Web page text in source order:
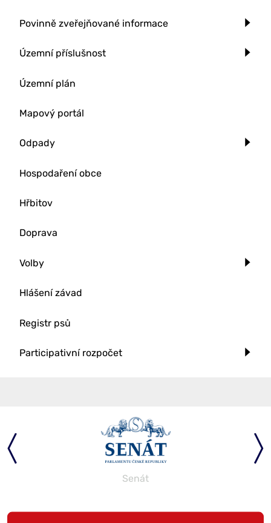
Povinně zveřejňované informace
Územní příslušnost
Územní plán
Mapový portál
Odpady
Hospodaření obce
Hřbitov
Doprava
Volby
Hlášení závad
Registr psů
Participativní rozpočet
Senát